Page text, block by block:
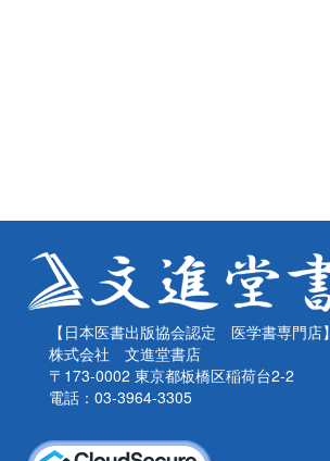
【日本医書出版協会認定 医学書専門店】
株式会社 文進堂書店
〒173-0002 東京都板橋区稲荷台2-2
電話：03-3964-3305